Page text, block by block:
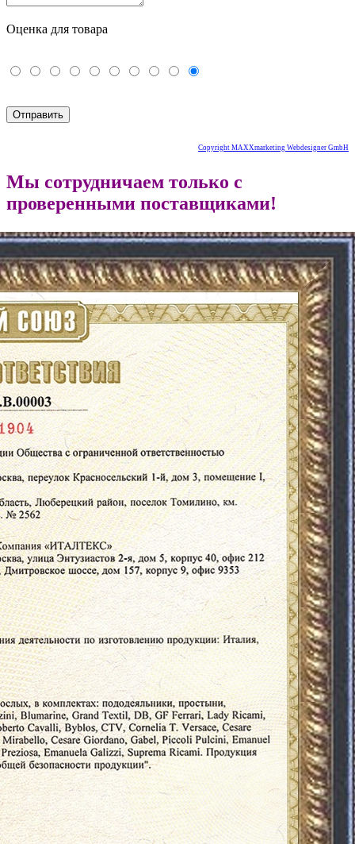
Оценка для товара
Copyright MAXXmarketing Webdesigner GmbH
Мы сотрудничаем только с
проверенными поставщиками!